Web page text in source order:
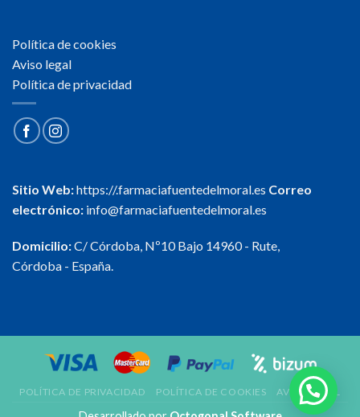
Política de cookies
Aviso legal
Política de privacidad
Sitio Web:https://.farmaciafuentedelmoral.es Correo
electrónico: info@farmaciafuentedelmoral.es
Domicilio:C/ Córdoba, Nº10 Bajo 14960 - Rute,
Córdoba - España.
POLÍTICA DE PRIVACIDAD POLÍTICA DE COOKIES AVISO LEGAL